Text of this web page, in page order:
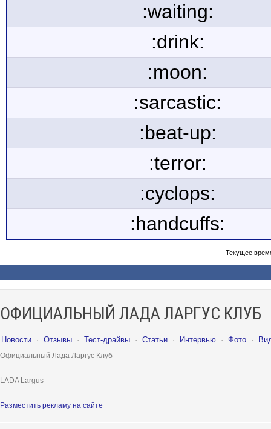
:waiting:
:drink:
:moon:
:sarcastic:
:beat-up:
:terror:
:cyclops:
:handcuffs:
Текущее
ОФИЦИАЛЬНЫЙ ЛАДА ЛАРГУС КЛУБ
Новости · Отзывы · Тест-драйвы · Статьи · Интервью · Фото ·
Официальный Лада Ларгус Клуб
LADA Largus
Разместить рекламу на сайте